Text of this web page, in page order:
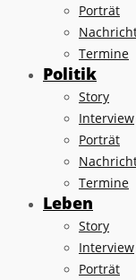
Porträt
Termine
Politik
Story
Interview
Porträt
Termine
Leben
Story
Interview
Porträt